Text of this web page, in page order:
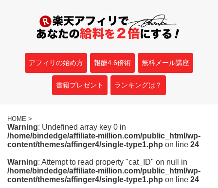
アフィリの始め方 報酬4.6倍術 無料メール講座
書籍プレゼント ランキングは？
HOME >
Warning: Undefined array key 0 in
/home/bindedge/affiliate-million.com/public_html/wp-
content/themes/affinger4/single-type1.php on line 24
Warning: Attempt to read property "cat_ID" on null in
/home/bindedge/affiliate-million.com/public_html/wp-
content/themes/affinger4/single-type1.php on line 24